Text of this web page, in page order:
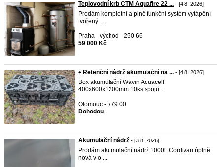
Teplovodní krb CTM Aquafire 22 ... - [4.8. 2026]
Prodám kompletní a plně funkční systém vytápění
tvořený ...
Praha - východ - 250 66
59 000 Kč
♠ Retenční nádrž akumulační na ... - [4.8. 2026]
Box akumulační Wavin Aquacell
400x600x1200mm 10ks spoju ...
Olomouc - 779 00
Dohodou
Akumulační nádrž - [3.8. 2026]
Prodám akumulační nádrž 1000l. Cordivari úplně
nová v o ...